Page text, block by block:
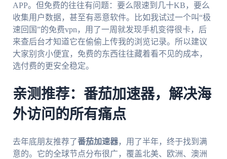
APP。但免费的往往有问题：要么限速到几十KB，要么
收集用户数据，甚至有恶意软件。比如我试过一个叫“极
速回国”的免费vpn，用了一周就发现手机变得很卡，后
来查后台才知道它在偷偷上传我的浏览记录。所以建议
大家别贪小便宜，免费的东西往往藏着看不见的成本，
选付费的更安全稳定。
亲测推荐：番茄加速器，解决海
外访问的所有痛点
去年底朋友推荐了番茄加速器，用了半年，终于找到满
意的。它的全球节点分布很广，覆盖北美、欧洲、澳洲